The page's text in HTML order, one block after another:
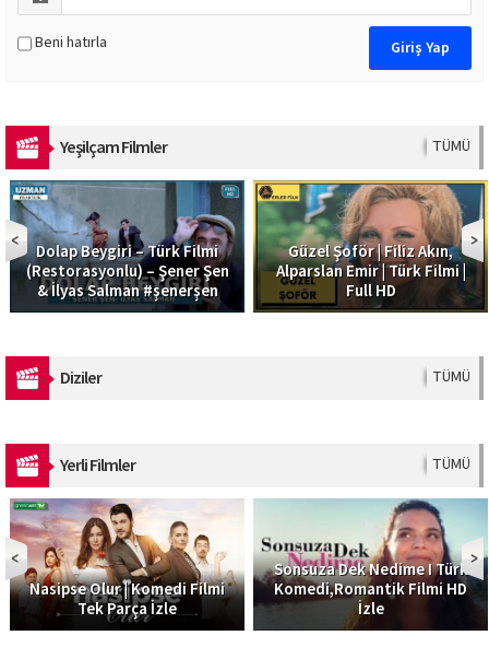
Beni hatırla
Yeşilçam Filmler TÜMÜ
Dolap Beygiri – Türk Filmi
(Restorasyonlu) – Şener Şen
& İlyas Salman #şenerşen
Güzel Şoför | Filiz Akın,
Alparslan Emir | Türk Filmi |
Full HD
Diziler TÜMÜ
Yerli Filmler TÜMÜ
Nasipse Olur | Komedi Filmi
Tek Parça İzle
Sonsuza Dek Nedime I Türk
Komedi,Romantik Filmi HD
İzle